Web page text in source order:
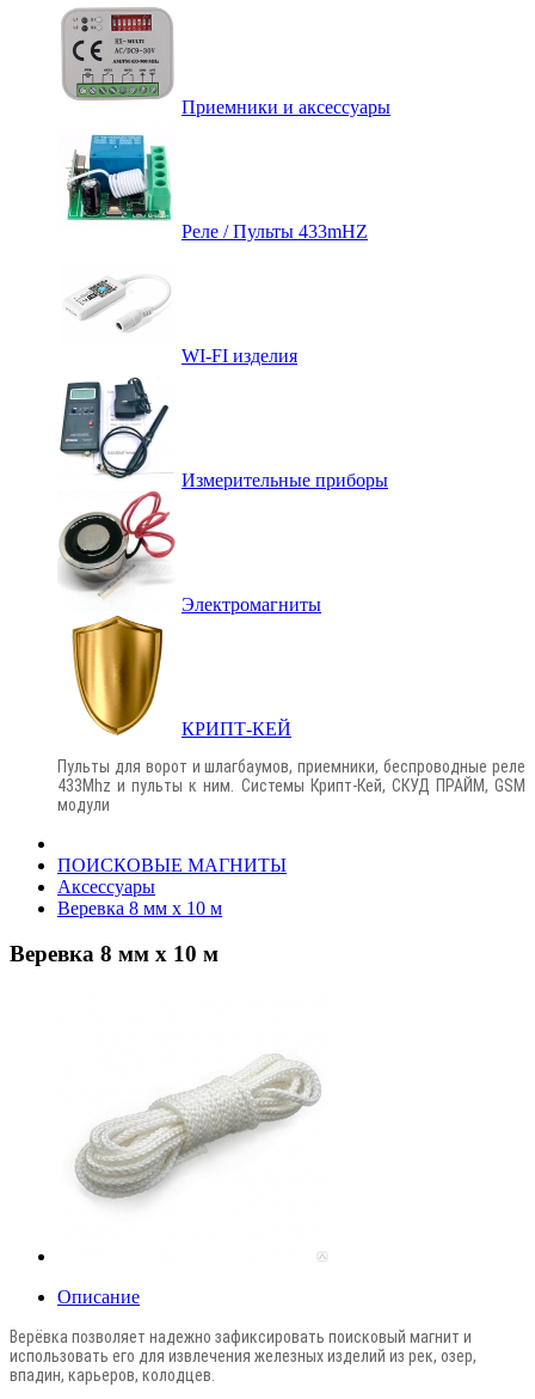
Приемники и аксессуары
Реле / Пульты 433mHZ
WI-FI изделия
Измерительные приборы
Электромагниты
КРИПТ-КЕЙ
Пульты для ворот и шлагбаумов, приемники, беспроводные реле
433Mhz и пульты к ним. Системы Крипт-Кей, СКУД ПРАЙМ, GSM
модули
ПОИСКОВЫЕ МАГНИТЫ
Аксессуары
Веревка 8 мм х 10 м
Веревка 8 мм х 10 м
Описание
Верёвка позволяет надежно зафиксировать поисковый магнит и
использовать его для извлечения железных изделий из рек, озер,
впадин, карьеров, колодцев.